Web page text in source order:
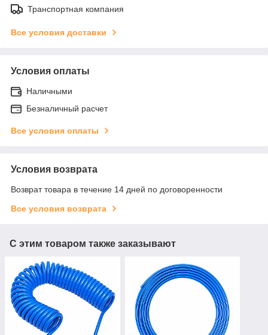
Транспортная компания
Все условия доставки
Условия оплаты
Наличными
Безналичный расчет
Все условия оплаты
Условия возврата
Возврат товара в течение 14 дней по договоренности
Все условия возврата
С этим товаром также заказывают